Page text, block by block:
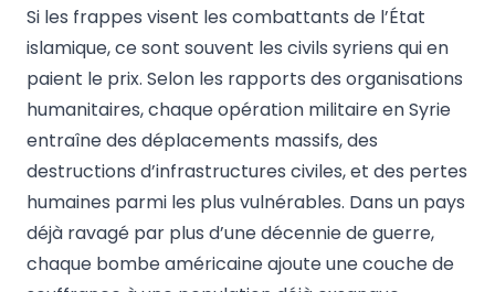
Si les frappes visent les combattants de l’État
islamique, ce sont souvent les civils syriens qui en
paient le prix. Selon les rapports des organisations
humanitaires, chaque opération militaire en Syrie
entraîne des déplacements massifs, des
destructions d’infrastructures civiles, et des pertes
humaines parmi les plus vulnérables. Dans un pays
déjà ravagé par plus d’une décennie de guerre,
chaque bombe américaine ajoute une couche de